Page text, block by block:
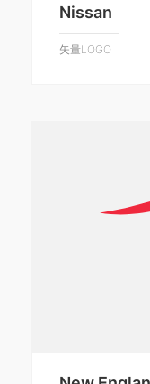
Nissan
矢量LOGO